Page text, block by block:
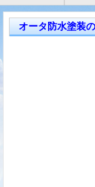
オータ防水塗装の